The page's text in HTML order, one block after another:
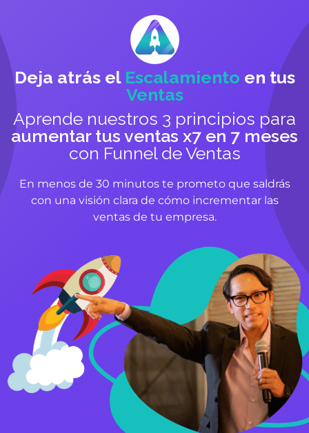
Deja atrás elEscalamiento en tus
Ventas
Aprende nuestros 3 principios para
aumentar tus ventas x7 en 7 meses
con Funnel de Ventas
En menos de 30 minutos te prometo que saldrás
con una visión clara de cómo incrementar las
ventas de tu empresa.